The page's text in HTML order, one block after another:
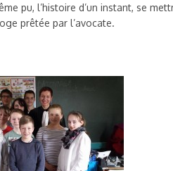
pu, l’histoire d’un instant, se
prêtée par l’avocate.